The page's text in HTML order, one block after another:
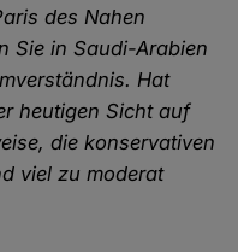
des Nahen
Sie in Saudi-Arabien
Hat
heutigen Sicht auf
die konservativen
viel zu moderat